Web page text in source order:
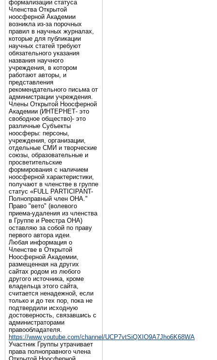
формализации статуса
Членства Открытой
ноосферной Академии
возникла из-за порочных
правил в научных журналах,
которые для публикации
научных статей требуют
обязательного указания
названия научного
учреждения, в котором
работают авторы, и
представления
рекомендательного письма от
администрации учреждения.
Члены Открытой Ноосферной
Академии (ИНТЕРНЕТ- это
свободное общество)- это
различные Субъекты
ноосферы: персоны,
учреждения, организации,
отдельные СМИ и творческие
союзы, образовательные и
просветительские
формирования с наличием
ноосферной характеристики,
получают в членстве в группе
статус «FULL PARTICIPANT-
Полноправный член ОНА."
Право "вето" (волевого
приема-удаления из членства
в Группе и Реестра ОНА)
оставляю за собой по праву
первого автора идеи.
Любая информация о
Членстве в Открытой
Ноосферной Академии,
размещенная на других
сайтах родом из любого
другого источника, кроме
владельца этого сайта,
считается ненадежной, если
только и до тех пор, пока не
подтвердили исходную
достоверность, связавшись с
администраторами
правообладателя.
https://www.youtube.com/channel/UCP7vtSiQXIO9A7Jho6K68WA
Участник Группы утрачивает
права полноправного члена